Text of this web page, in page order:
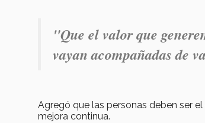
"Que el valor que
vayan acompañadas de
Agregó que las personas deben ser
mejora continua.